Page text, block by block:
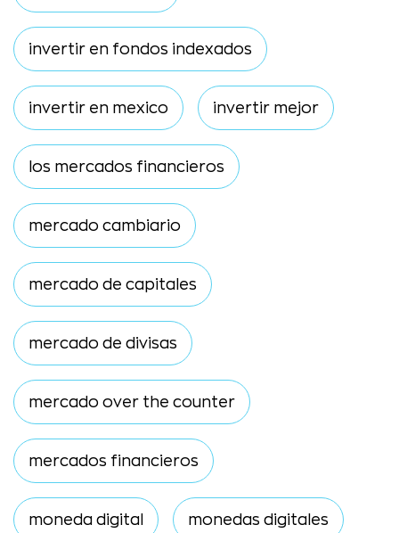
invertir en fondos indexados
invertir en mexico invertir mejor
los mercados financieros
mercado cambiario
mercado de capitales
mercado de divisas
mercado over the counter
mercados financieros
moneda digital monedas digitales